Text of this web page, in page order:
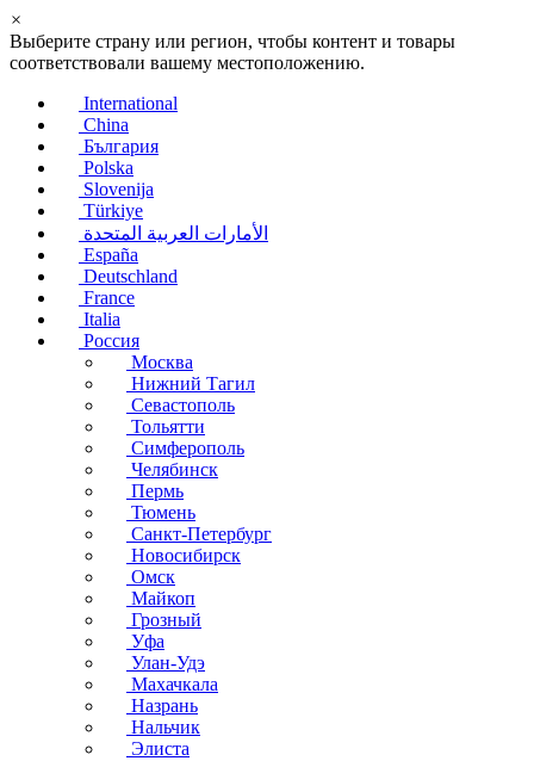
×
Выберите страну или регион, чтобы контент и товары
соответствовали вашему местоположению.
International
China
България
Polska
Slovenija
Türkiye
الأمارات العربية المتحدة
España
Deutschland
France
Italia
Россия
Москва
Нижний Тагил
Севастополь
Тольятти
Симферополь
Челябинск
Пермь
Тюмень
Санкт-Петербург
Новосибирск
Омск
Майкоп
Грозный
Уфа
Улан-Удэ
Махачкала
Назрань
Нальчик
Элиста